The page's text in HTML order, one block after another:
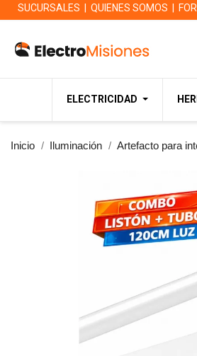
SUCURSALES QUIENES SOMOS
ELECTRICIDAD
Inicio Iluminación Artefacto para